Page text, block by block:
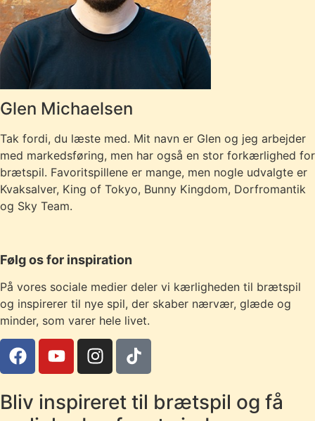
Glen Michaelsen
Tak fordi, du læste med. Mit navn er Glen og jeg arbejder
med markedsføring, men har også en stor forkærlighed for
brætspil. Favoritspillene er mange, men nogle udvalgte er
Kvaksalver, King of Tokyo, Bunny Kingdom, Dorfromantik
og Sky Team.
Følg os for inspiration
På vores sociale medier deler vi kærligheden til brætspil
og inspirerer til nye spil, der skaber nærvær, glæde og
minder, som varer hele livet.
Bliv inspireret til brætspil og få